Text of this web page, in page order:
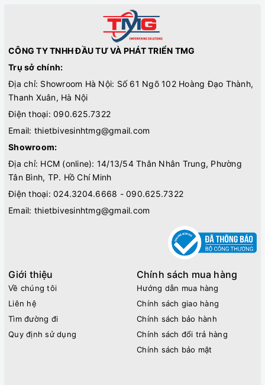
CÔNG TY TNHH ĐẦU TƯ VÀ PHÁT TRIỂN TMG
Trụ sở chính:
Địa chỉ: Showroom Hà Nội: Số 61 Ngõ 102 Hoàng Đạo Thành,
Thanh Xuân, Hà Nội
Điện thoại: 090.625.7322
Email: thietbivesinhtmg@gmail.com
Showroom:
Địa chỉ: HCM (online): 14/13/54 Thân Nhân Trung, Phường
Tân Bình, TP. Hồ Chí Minh
Điện thoại: 024.3204.6668 - 090.625.7322
Email: thietbivesinhtmg@gmail.com
Giới thiệu
Về chúng tôi
Liên hệ
Tìm đường đi
Quy định sử dụng
Chính sách mua hàng
Hướng dẫn mua hàng
Chính sách giao hàng
Chính sách bảo hành
Chính sách đổi trả hàng
Chính sách bảo mật